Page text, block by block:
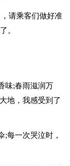
请乘客们做好准
。
味;春雨滋润万
地，我感受到了
;每一次哭泣时，